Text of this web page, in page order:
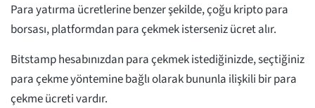
Para yatırma ücretlerine benzer şekilde, çoğu kripto para
borsası, platformdan para çekmek isterseniz ücret alır.
Bitstamp hesabınızdan para çekmek istediğinizde, seçtiğiniz
para çekme yöntemine bağlı olarak bununla ilişkili bir para
çekme ücreti vardır.